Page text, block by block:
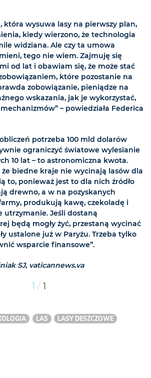
która wysuwa lasy na pierwszy plan,
kiedy wierzono, że technologia
widziana. Ale czy ta umowa
tego nie wiem. Zajmuję się
od lat i obawiam się, że może stać
które pozostanie na
zobowiązanie, pieniądze na
wskazania, jak je wykorzystać,
– powiedziała Federica
potrzeba 100 mld dolarów
ograniczyć światowe wylesianie
10 lat – to astronomiczna kwota.
że biedne kraje nie wycinają lasów dla
to, ponieważ jest to dla nich źródło
drewno, a w na pozyskanych
produkują kawę, czekoladę i
utrzymanie. Jeśli dostaną
będą mogły żyć, przestaną wycinać
ustalone już w Paryżu. Trzeba tylko
wsparcie finansowe”.
SJ, vaticannews.va
1 / 1
LAS LASY DESZCZOWE